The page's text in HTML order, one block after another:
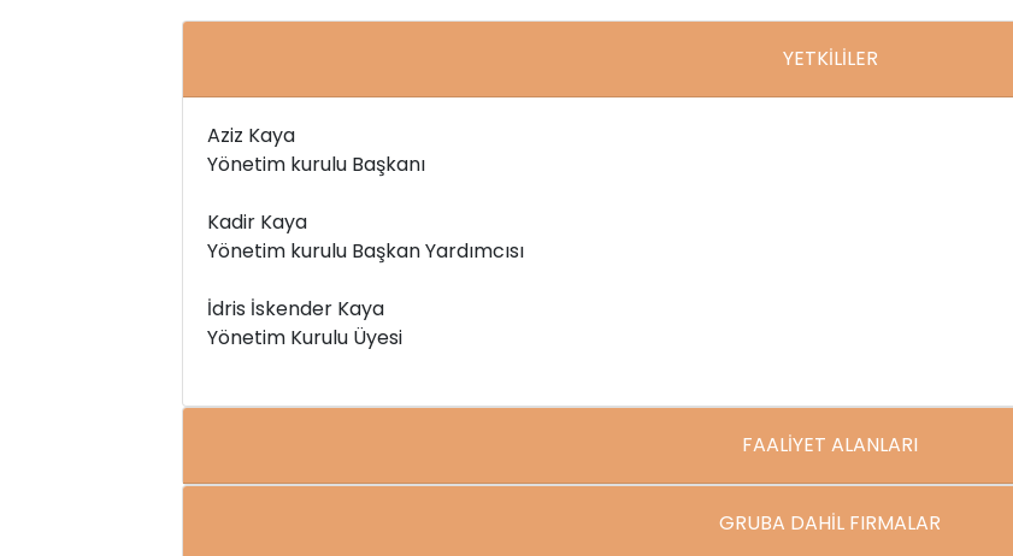
YETKİLİLER
Aziz Kaya
Yönetim kurulu Başkanı
Kadir Kaya
Yönetim kurulu Başkan Yardımcısı
İdris İskender Kaya
Yönetim Kurulu Üyesi
FAALİYET ALANLARI
GRUBA DAHİL FIRMALAR